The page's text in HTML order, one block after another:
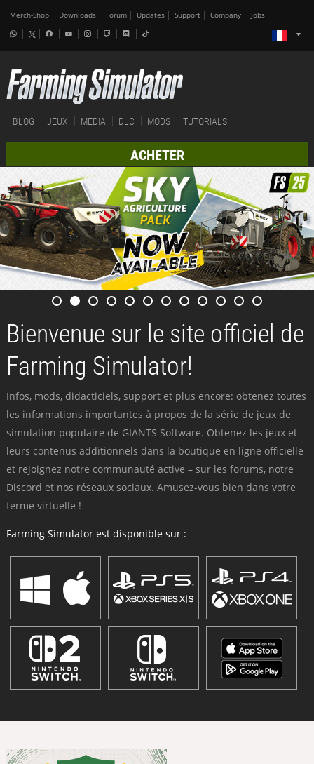
Merch-Shop Downloads Forum Updates Support Company Jobs
BLOG JEUX MEDIA DLC MODS TUTORIALS
ACHETER
Bienvenue sur le site officiel de
Farming Simulator!
Infos, mods, didacticiels, support et plus encore: obtenez toutes
les informations importantes à propos de la série de jeux de
simulation populaire de GIANTS Software. Obtenez les jeux et
leurs contenus additionnels dans la boutique en ligne officielle
et rejoignez notre communauté active – sur les forums, notre
Discord et nos réseaux sociaux. Amusez-vous bien dans votre
ferme virtuelle !
Farming Simulator est disponible sur :